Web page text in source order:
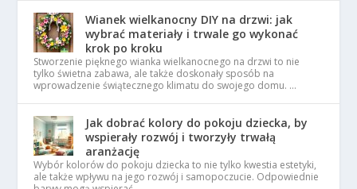
Wianek wielkanocny DIY na drzwi: jak
wybrać materiały i trwale go wykonać
krok po kroku
Stworzenie pięknego wianka wielkanocnego na drzwi to nie
tylko świetna zabawa, ale także doskonały sposób na
wprowadzenie świątecznego klimatu do swojego domu. …
Jak dobrać kolory do pokoju dziecka, by
wspierały rozwój i tworzyły trwałą
aranżację
Wybór kolorów do pokoju dziecka to nie tylko kwestia estetyki,
ale także wpływu na jego rozwój i samopoczucie. Odpowiednie